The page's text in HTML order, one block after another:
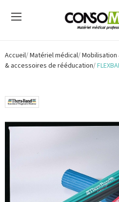
Accueil Matériel médical
& accessoires de rééducation